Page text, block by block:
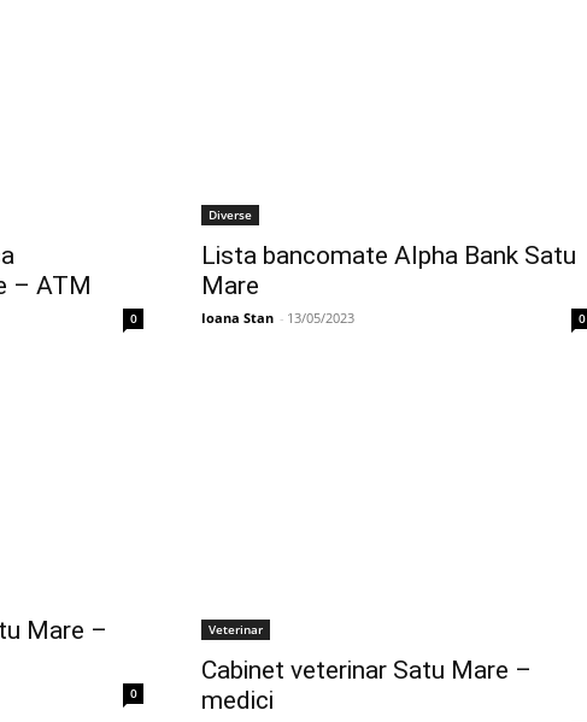
– ATM
0
Diverse
Lista bancomate Alpha Bank Satu
Mare
Ioana Stan - 13/05/2023 0
Mare –
0
Veterinar
Cabinet veterinar Satu Mare –
medici